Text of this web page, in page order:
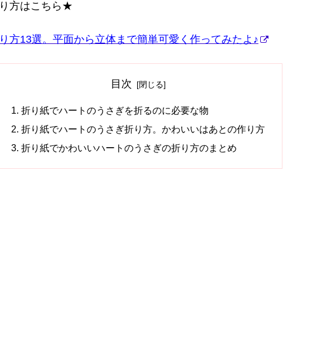
方はこちら★
方13選。平面から立体まで簡単可愛く作ってみたよ♪
目次
折り紙でハートのうさぎを折るのに必要な物
折り紙でハートのうさぎ折り方。かわいいはあとの作り方
折り紙でかわいいハートのうさぎの折り方のまとめ